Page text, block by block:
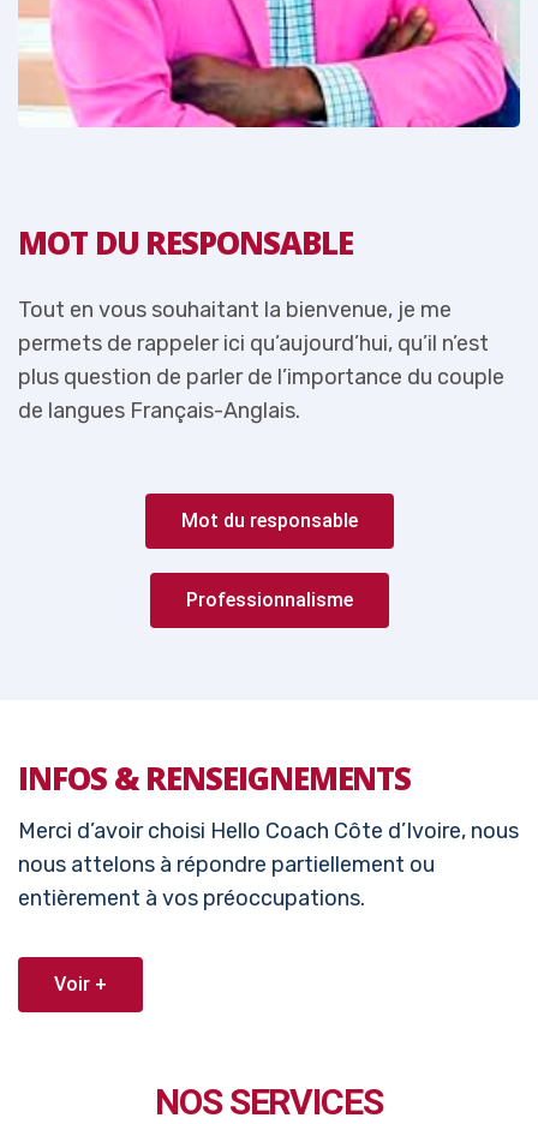
MOT DU RESPONSABLE
Tout en vous souhaitant la bienvenue, je me
permets de rappeler ici qu’aujourd’hui, qu’il n’est
plus question de parler de l’importance du couple
de langues Français-Anglais.
Mot du responsable
Professionnalisme
INFOS & RENSEIGNEMENTS
Merci d’avoir choisi Hello Coach Côte d’Ivoire, nous
nous attelons à répondre partiellement ou
entièrement à vos préoccupations.
Voir +
NOS SERVICES